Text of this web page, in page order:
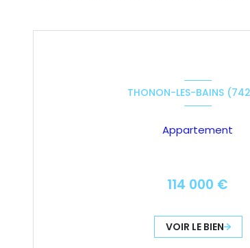
THONON-LES-BAINS
Appartement
114 000 €
VOIR LE BIEN